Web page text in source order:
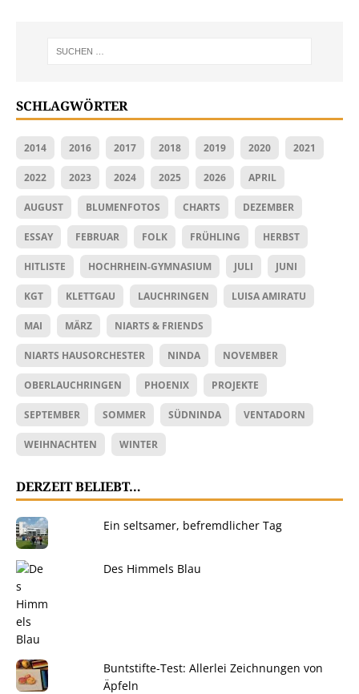
SCHLAGWÖRTER
2014 2016 2017 2018 2019 2020 2021
2022 2023 2024 2025 2026 APRIL
AUGUST BLUMENFOTOS CHARTS DEZEMBER
ESSAY FEBRUAR FOLK FRÜHLING HERBST
HITLISTE HOCHRHEIN-GYMNASIUM JULI JUNI
KGT KLETTGAU LAUCHRINGEN LUISA AMIRATU
MAI MÄRZ NIARTS & FRIENDS
NIARTS HAUSORCHESTER NINDA NOVEMBER
OBERLAUCHRINGEN PHOENIX PROJEKTE
SEPTEMBER SOMMER SÜDNINDA VENTADORN
WEIHNACHTEN WINTER
DERZEIT BELIEBT…
Ein seltsamer, befremdlicher Tag
Des Himmels Blau
Buntstifte-Test: Allerlei Zeichnungen von
Äpfeln